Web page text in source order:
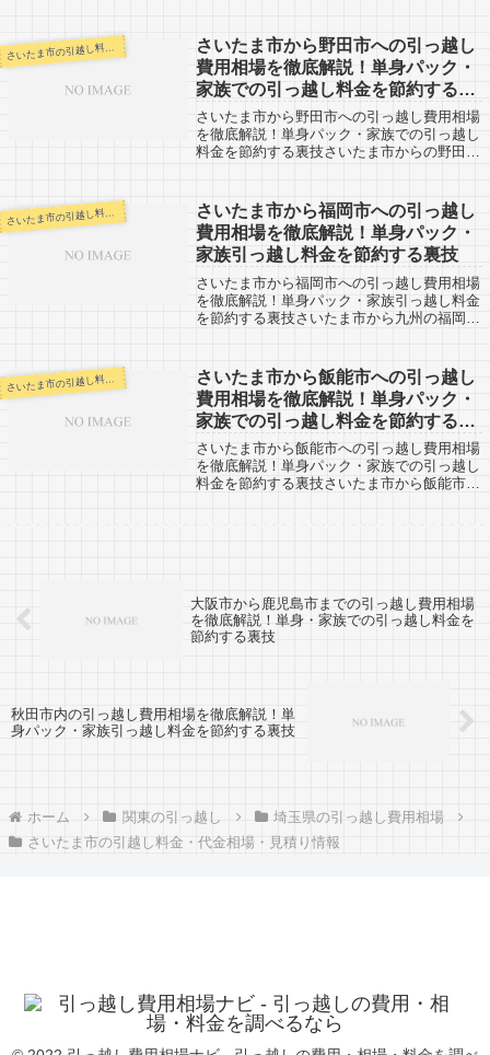
る人も参考にしてください。川口市までは
2...
さいたま市の引越し料金・代金相場・見積り情報
さいたま市から野田市への引っ越し
費用相場を徹底解説！単身パック・
家族での引っ越し料金を節約する裏
技
さいたま市から野田市への引っ越し費用相場
を徹底解説！単身パック・家族での引っ越し
料金を節約する裏技さいたま市からの野田市
てみてください。さいたま市から千葉県の
野...
さいたま市の引越し料金・代金相場・見積り情報
さいたま市から福岡市への引っ越し
費用相場を徹底解説！単身パック・
家族引っ越し料金を節約する裏技
さいたま市から福岡市への引っ越し費用相場
を徹底解説！単身パック・家族引っ越し料金
を節約する裏技さいたま市から九州の福岡市
てみてください。さいたま市から福岡市ま
で...
さいたま市の引越し料金・代金相場・見積り情報
さいたま市から飯能市への引っ越し
費用相場を徹底解説！単身パック・
家族での引っ越し料金を節約する裏
技
さいたま市から飯能市への引っ越し費用相場
を徹底解説！単身パック・家族での引っ越し
料金を節約する裏技さいたま市から飯能市へ
大阪市から鹿児島市までの引っ越し費用相場
を徹底解説！単身・家族での引っ越し料金を
節約する裏技
秋田市内の引っ越し費用相場を徹底解説！単
身パック・家族引っ越し料金を節約する裏技
ホーム 関東の引っ越し
埼玉県の引っ越し費用相場
さいたま市の引越し料金・代金相場・見積り情報